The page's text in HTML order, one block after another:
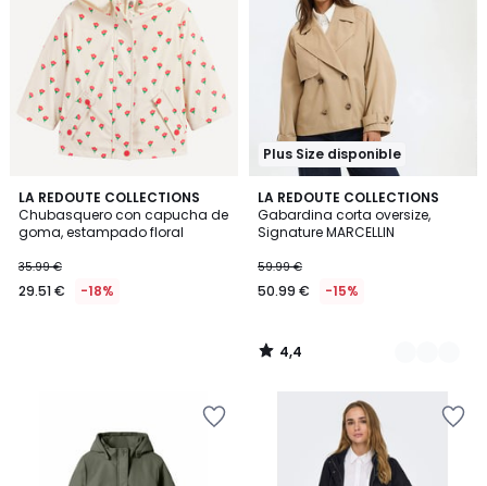
LA REDOUTE COLLECTIONS
Chubasquero con capucha de
goma, estampado floral
35.99 €
29.51 € -18%
Plus Size disponible
LA REDOUTE COLLECTIONS
Gabardina corta oversize,
Signature MARCELLIN
59.99 €
50.99 € -15%
4,4
/ 5
2
Colores
4,4
/